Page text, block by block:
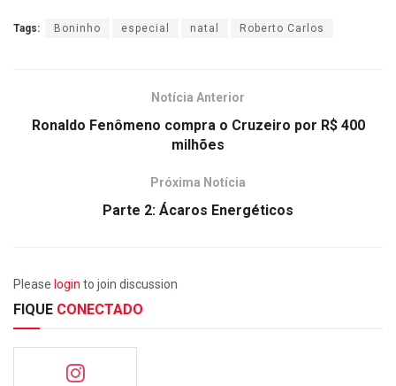
Tags: Boninho especial natal Roberto Carlos
Notícia Anterior
Ronaldo Fenômeno compra o Cruzeiro por R$ 400
milhões
Próxima Notícia
Parte 2: Ácaros Energéticos
Please login to join discussion
FIQUE CONECTADO